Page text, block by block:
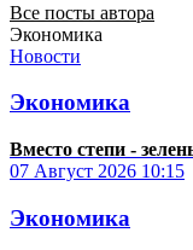
Все посты автора
Экономика
Новости
Экономика
Вместо степи -
07 Август 2026 10:15
Экономика